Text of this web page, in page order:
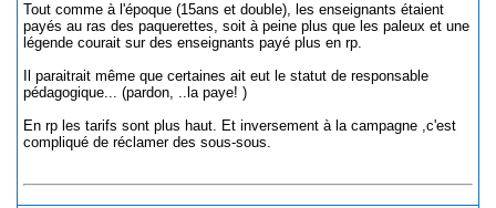
Tout comme à l'époque (15ans et double), les enseignants étaient
payés au ras des paquerettes, soit à peine plus que les paleux et une
légende courait sur des enseignants payé plus en rp.
Il paraitrait même que certaines ait eut le statut de responsable
pédagogique... (pardon, ..la paye! )
En rp les tarifs sont plus haut. Et inversement à la campagne ,c'est
compliqué de réclamer des sous-sous.